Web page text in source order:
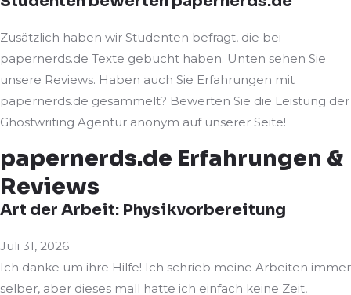
Zusätzlich haben wir Studenten befragt, die bei
papernerds.de Texte gebucht haben. Unten sehen Sie
unsere Reviews. Haben auch Sie Erfahrungen mit
papernerds.de gesammelt? Bewerten Sie die Leistung der
Ghostwriting Agentur anonym auf unserer Seite!
papernerds.de Erfahrungen &
Reviews
Art der Arbeit: Physikvorbereitung
Juli 31, 2026
Ich danke um ihre Hilfe! Ich schrieb meine Arbeiten immer
selber, aber dieses mall hatte ich einfach keine Zeit,